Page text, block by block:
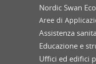
Nordic Swan
Aree di
Assistenza
Educazione e
Uffici ed edifici